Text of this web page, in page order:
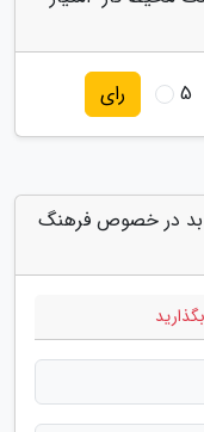
5 رای
بد در خصوص فرهنگ